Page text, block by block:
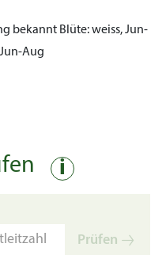
bekannt Blüte:weiss, Jun-
Aug
i
Prüfen